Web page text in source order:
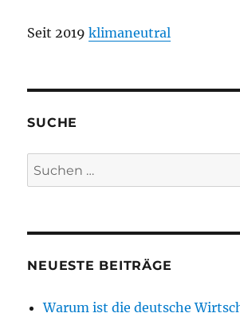
Seit 2019klimaneutral
SUCHE
Suchen
nach:
NEUESTE BEITRÄGE
Warum ist die deutsche